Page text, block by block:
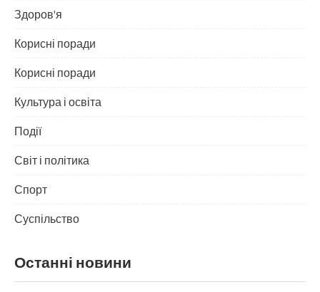
Здоров'я
Корисні поради
Корисні поради
Культура і освіта
Події
Світ і політика
Спорт
Суспільство
Останні новини